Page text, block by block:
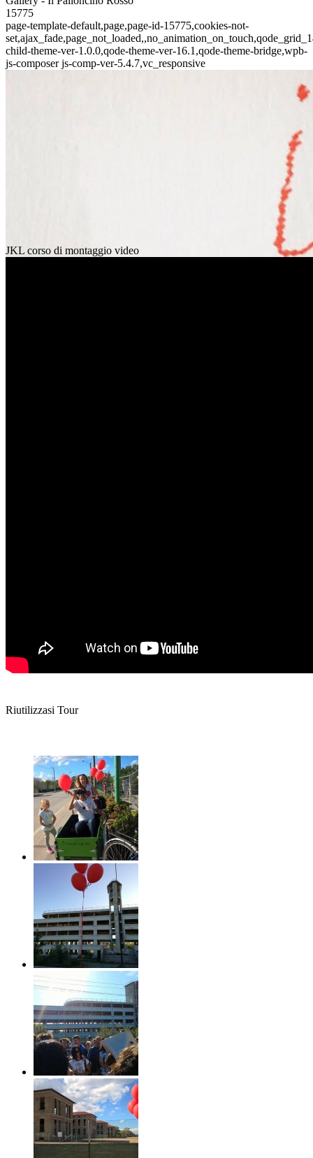
15775
page-template-default,page,page-id-15775,cookies-not-
child-theme-ver-1.0.0,qode-theme-ver-16.1,qode-theme-bridge,wpb-
js-composer js-comp-ver-5.4.7,vc_responsive
JKL corso di montaggio video
Riutilizzasi Tour